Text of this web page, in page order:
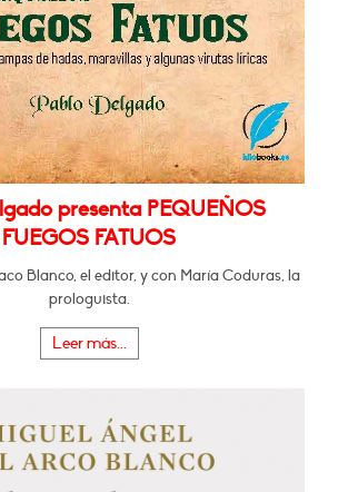
presenta PEQUEÑOS
FUEGOS FATUOS
Blanco, el editor, y con María Coduras, la
prologuista.
Leer más...